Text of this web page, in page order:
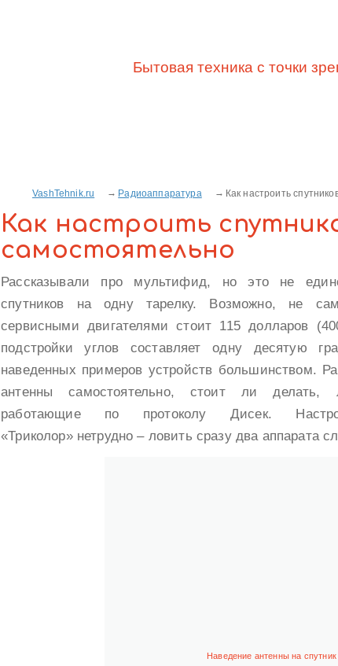
Бытовая техника с точки
VashTehnik.ru Радиоаппаратура Как настроить
Как настроить
самостоятельно
Рассказывали про мультифид, но это не
спутников на одну тарелку. Возможно, не
сервисными двигателями стоит 115 долларов
подстройки углов составляет одну десятую
наведенных примеров устройств большинством.
антенны самостоятельно, стоит ли делать,
работающие по протоколу Дисек.
«Триколор» нетрудно – ловить сразу два аппарата
Наведение антенны на спутник